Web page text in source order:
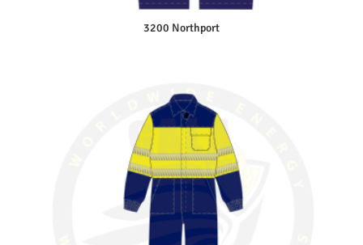
3200 Northport